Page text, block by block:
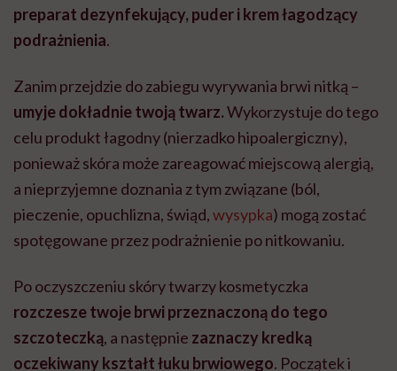
preparat dezynfekujący, puder i krem łagodzący
podrażnienia.
Zanim przejdzie do zabiegu wyrywania brwi nitką –
umyje dokładnie twoją twarz.Wykorzystuje do tego
celu produkt łagodny (nierzadko hipoalergiczny),
ponieważ skóra może zareagować miejscową alergią,
a nieprzyjemne doznania z tym związane (ból,
pieczenie, opuchlizna, świąd,wysypka) mogą zostać
spotęgowane przez podrażnienie po nitkowaniu.
Po oczyszczeniu skóry twarzy kosmetyczka
rozczesze twoje brwi przeznaczoną do tego
szczoteczką, a następnie zaznaczy kredką
oczekiwany kształt łuku brwiowego. Początek i